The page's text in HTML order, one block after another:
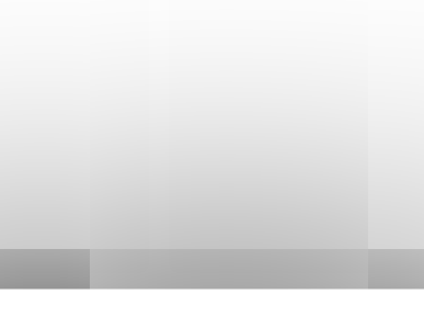
états !
Le festival des côtes est au